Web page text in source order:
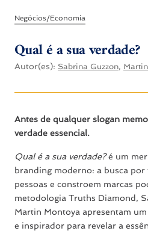
Negócios/Economia
Qual é a sua verdade?
Autor(es): Sabrina Guzzon,
Antes de qualquer slogan
verdade essencial.
Qual é a sua verdade?é um
branding moderno: a busca por
pessoas e constroem marcas
metodologia Truths Diamond,
Martin Montoya apresentam
e inspirador para revelar a